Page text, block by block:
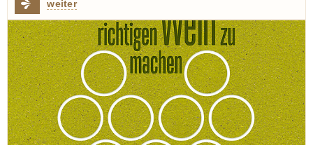
weiter